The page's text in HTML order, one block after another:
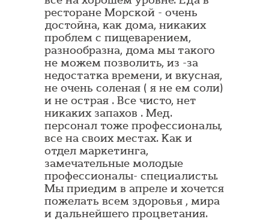
ресторане Морской - очень
достойна, как дома, никаких
проблем с пищеварением,
разнообразна, дома мы такого
не можем позволить, из -за
недостатка времени, и вкусная,
не очень соленая ( я не ем соли)
и не острая . Все чисто, нет
никаких запахов . Мед.
персонал тоже профессионалы,
все на своих местах. Как и
отдел маркетинга,
замечательные молодые
профессионалы- специалисты.
Мы приедим в апреле и хочется
пожелать всем здоровья , мира
и дальнейшего процветания.